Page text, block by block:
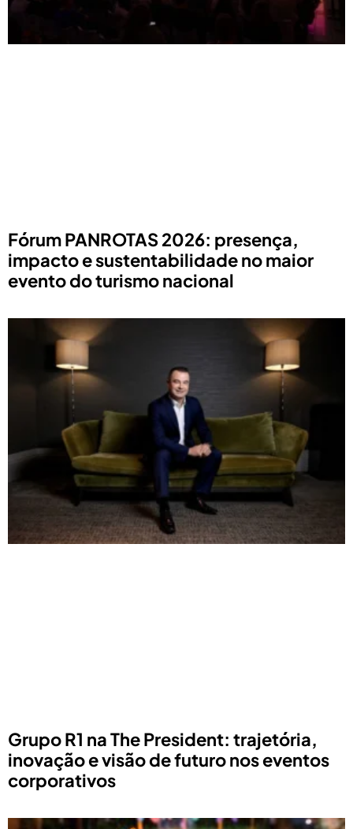
Fórum PANROTAS 2026: presença,
impacto e sustentabilidade no maior
evento do turismo nacional
Grupo R1 na The President: trajetória,
inovação e visão de futuro nos eventos
corporativos